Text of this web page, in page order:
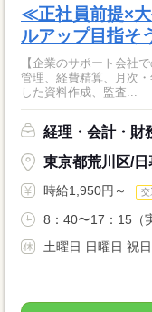
≪正社員前提×
ルアップ目指そ
【企業のサポート会社
管理、経費精算、月次
した資料作成、監査...
経理・会計・財
東京都荒川区/日
時給1,950円～ 交
8：40〜17：15（
土曜日 日曜日 祝日